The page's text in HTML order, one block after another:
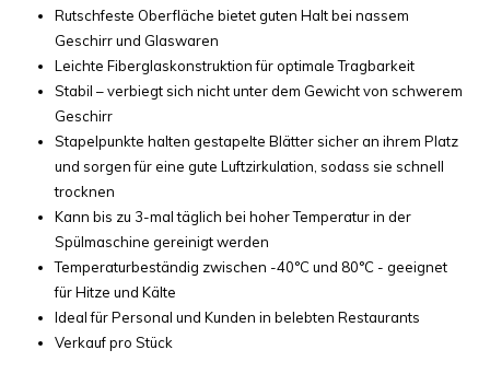
Rutschfeste Oberfläche bietet guten Halt bei nassem
Geschirr und Glaswaren
Leichte Fiberglaskonstruktion für optimale Tragbarkeit
Stabil – verbiegt sich nicht unter dem Gewicht von schwerem
Geschirr
Stapelpunkte halten gestapelte Blätter sicher an ihrem Platz
und sorgen für eine gute Luftzirkulation, sodass sie schnell
trocknen
Kann bis zu 3-mal täglich bei hoher Temperatur in der
Spülmaschine gereinigt werden
Temperaturbeständig zwischen -40°C und 80°C - geeignet
für Hitze und Kälte
Ideal für Personal und Kunden in belebten Restaurants
Verkauf pro Stück